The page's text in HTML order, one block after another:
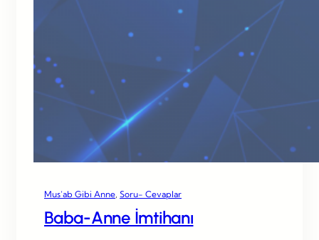
Mus’ab Gibi Anne Soru- Cevaplar
Baba-Anne İmtihanı